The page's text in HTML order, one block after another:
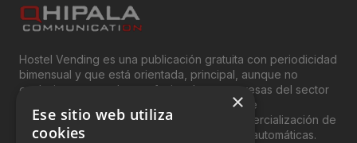
Hostel Vending es una publicación gratuita con periodicidad
bimensual y que está orientada, principal, aunque no
exclusivamente, a los profesionales y empresas del sector
del “Vending”; nombre con el que se conoce
genéricamente entre profesionales a la comercialización de
productos y servicios a través de máquinas automáticas.
×
Ese sitio web utiliza
cookies